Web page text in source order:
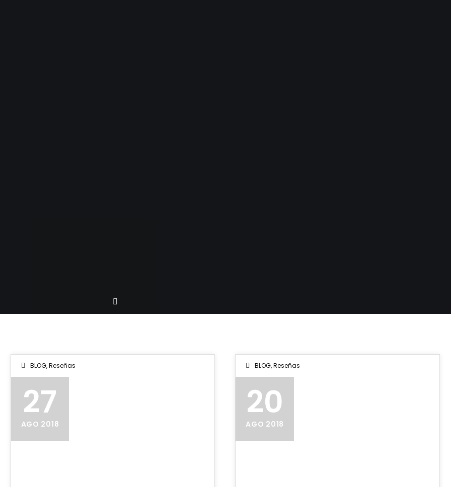
BLOG,Reseñas
27
AGO 2018
BLOG,Reseñas
20
AGO 2018